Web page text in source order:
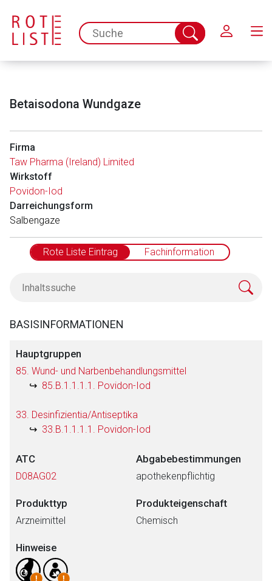
spc.search.input.placeholder
Suche
abschicken
Betaisodona Wundgaze
Firma
Taw Pharma (Ireland) Limited
Wirkstoff
Povidon-Iod
Darreichungsform
Salbengaze
Rote Liste Eintrag Fachinformation
BASISINFORMATIONEN
Hauptgruppen
85. Wund- und Narbenbehandlungsmittel
85.B.1.1.1.1. Povidon-Iod
33. Desinfizientia/Antiseptika
33.B.1.1.1.1. Povidon-Iod
ATC
D08AG02
Abgabebestimmungen
apothekenpflichtig
Produkttyp
Arzneimittel
Produkteigenschaft
Chemisch
Hinweise